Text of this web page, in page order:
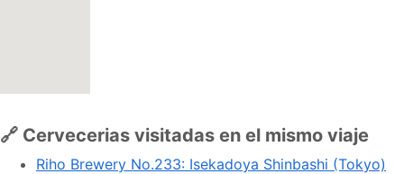
🔗 Cervecerias visitadas en el mismo viaje
Riho Brewery No.233: Isekadoya Shinbashi (Tokyo)